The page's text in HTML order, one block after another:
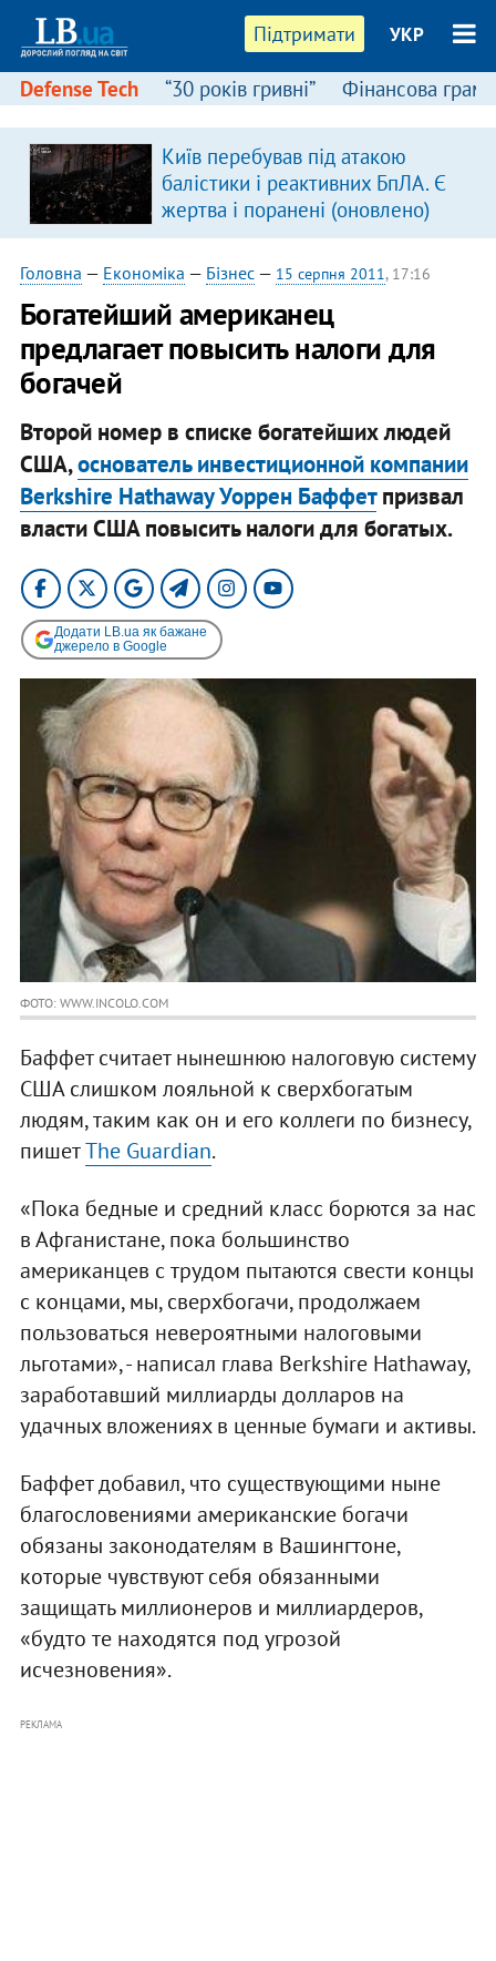
Підтримати УКР
Defense Tech “30 років гривні” Фінансова
Київ перебував під атакою
балістики і реактивних БпЛА. Є
жертва і поранені (оновлено)
Головна — Економіка — Бізнес— 15 серпня 2011, 17:16
Богатейший американец
предлагает повысить налоги для
богачей
Второй номер в списке богатейших людей
США,основатель инвестиционной компании
Вerkshire Hathaway Уоррен Баффетпризвал
власти США повысить налоги для богатых.
Додати LB.ua як бажане
джерело в Google
ФОТО: WWW.INCOLO.COM
Баффет считает нынешнюю налоговую систему
США слишком лояльной к сверхбогатым
людям, таким как он и его коллеги по бизнесу,
пишетThe Guardian.
«Пока бедные и средний класс борются за нас
в Афганистане, пока большинство
американцев с трудом пытаются свести концы
с концами, мы, сверхбогачи, продолжаем
пользоваться невероятными налоговыми
льготами», - написал глава Вerkshire Hathaway,
заработавший миллиарды долларов на
удачных вложениях в ценные бумаги и активы.
Баффет добавил, что существующими ныне
благословениями американские богачи
обязаны законодателям в Вашингтоне,
которые чувствуют себя обязанными
защищать миллионеров и миллиардеров,
«будто те находятся под угрозой
исчезновения».
РЕКЛАМА